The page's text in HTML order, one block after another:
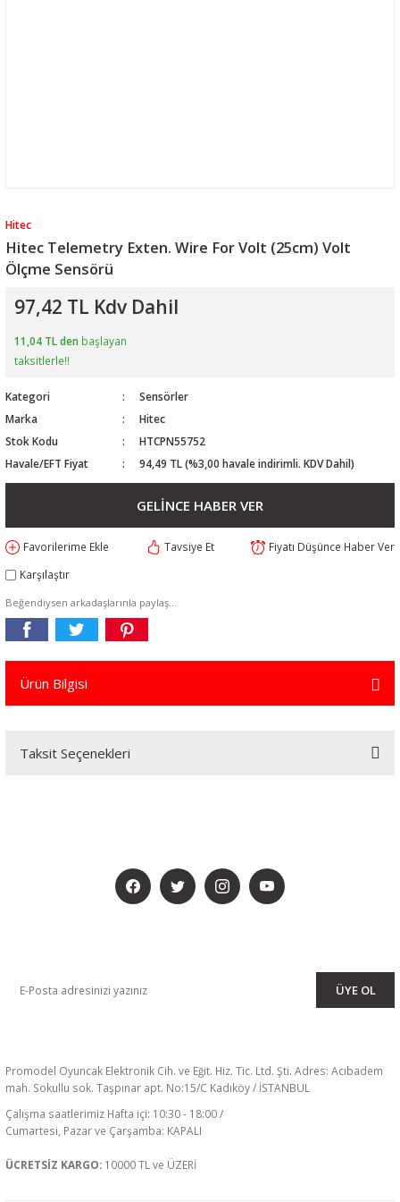
Hitec
Hitec Telemetry Exten. Wire For Volt (25cm) Volt
Ölçme Sensörü
97,42 TL Kdv Dahil
11,04 TL den başlayan
taksitlerle!!
Kategori
Sensörler
Marka
Hitec
Stok Kodu
HTCPN55752
Havale/EFT Fiyat
94,49 TL (%3,00 havale indirimli. KDV Dahil)
GELİNCE HABER VER
Tavsiye Et
Fiyatı Düşünce Haber Ver
Karşılaştır
Beğendiysen arkadaşlarınla paylaş...
Ürün Bilgisi
Taksit Seçenekleri
ÜYE OL
Promodel Oyuncak Elektronik Cih. ve Eğit. Hiz. Tic. Ltd. Şti. Adres: Acıbadem
mah. Sokullu sok. Taşpınar apt. No:15/C Kadıköy / İSTANBUL
Çalışma saatlerimiz Hafta içi: 10:30 - 18:00 /
Cumartesi, Pazar ve Çarşamba: KAPALI
ÜCRETSİZ KARGO: 10000 TL ve ÜZERİ